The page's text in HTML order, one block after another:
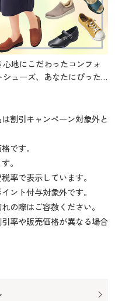
心地にこだわったコンフォ
シューズ、あなたにぴった
割引キャンペーン対象外と
です。
。
率で表示しています。
ント付与対象外です。
の際はご容赦ください。
率や販売価格が異なる場合